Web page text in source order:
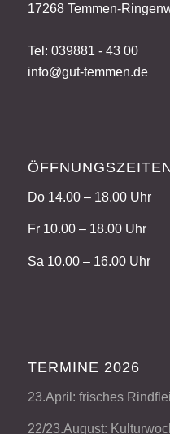
17268 Temmen-
Tel: 039881 - 43 00
info@gut-temmen.de
Do 14.00 – 18.00 Uhr
Fr 10.00 – 18.00 Uhr
Sa 10.00 – 16.00 Uhr
TERMINE 2026
23.April: frisches
22/23.August: